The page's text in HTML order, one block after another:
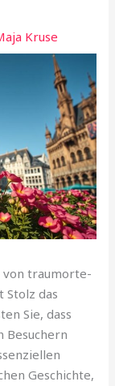
Kruse
von traumorte-
Stolz das
Sie, dass
Besuchern
Geschichte,